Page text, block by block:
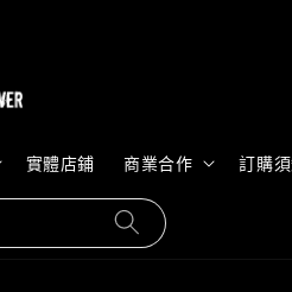
實體店鋪 商業合作 訂購